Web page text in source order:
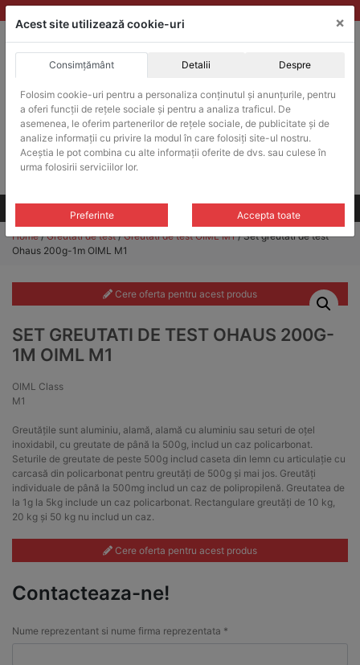
Skip
to
ACHIZITII PUBLICE
Produsele pot fi achizitionate si in sistemul SEAP / SICAP
Products
search
CAUTARE
Toate produsele
Home/Greutati de test/Greutati de test OIML M1/ Set greutati de test
Ohaus 200g-1m OIML M1
Cere oferta pentru acest produs
SET GREUTATI DE TEST OHAUS 200G-
1M OIML M1
OIML Class
M1
Greutățile sunt aluminiu, alamă, alamă cu aluminiu sau seturi de oțel
inoxidabil, cu greutate de până la 500g, includ un caz policarbonat.
Seturile de greutate de peste 500g includ caseta din lemn cu articulație cu
carcasă din policarbonat pentru greutăți de 500g și mai jos. Greutăți
individuale de până la 500mg includ un caz de polipropilenă. Greutatea de
la 1g la 5kg include un caz policarbonat. Rectangulare greutăți de 10 kg,
20 kg și 50 kg nu includ un caz.
Cere oferta pentru acest produs
Contacteaza-ne!
Nume reprezentant si nume firma reprezentata *
Acest site utilizează cookie-uri ×
Consimțământ Detalii Despre
Folosim cookie-uri pentru a personaliza conținutul și anunțurile, pentru
a oferi funcții de rețele sociale și pentru a analiza traficul. De
asemenea, le oferim partenerilor de rețele sociale, de publicitate și de
analize informații cu privire la modul în care folosiți site-ul nostru.
Aceștia le pot combina cu alte informații oferite de dvs. sau culese în
urma folosirii serviciilor lor.
Preferinte Accepta toate